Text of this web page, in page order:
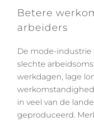
Betere
arbeiders
De mode-industrie
slechte
werkdagen, lage
in veel van de
geproduceerd.